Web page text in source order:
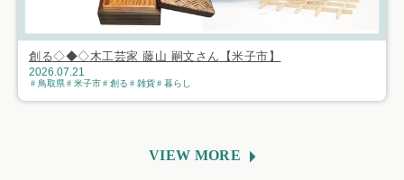
創る◇◆◇木工芸家 藤山 嗣文さん【米子市】
2026.07.21
鳥取県 米子市 創る 雑貨 暮らし
VIEW MORE